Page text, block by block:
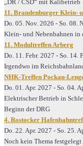
„DR / CSD“ mit Kalibetrieb
11. Brandenburger Klein-
Do. 05. Nov. 2026 - So. 08.
Klein- und Nebenbahnen in
11. Modultreffen Arberg
Do. 11. Febr. 2027 - So. 14.
Irgendwo im
NHK-Treffen Pockau-
Do. 01. Apr. 2027 - So. 04.
Elektrischer Betrieb in
Beginn der DRG
4. Rostocker
Do. 22. Apr. 2027 - So. 25.
Noch kein Thema festgelegt